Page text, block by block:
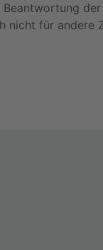
Beantwortung der
nicht für andere